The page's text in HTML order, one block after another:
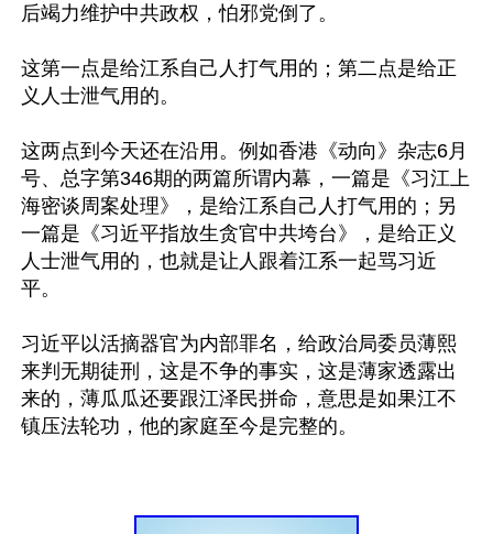
后竭力维护中共政权，怕邪党倒了。
这第一点是给江系自己人打气用的；第二点是给正
义人士泄气用的。
这两点到今天还在沿用。例如香港《动向》杂志6月
号、总字第346期的两篇所谓内幕，一篇是《习江上
海密谈周案处理》，是给江系自己人打气用的；另
一篇是《习近平指放生贪官中共垮台》，是给正义
人士泄气用的，也就是让人跟着江系一起骂习近
平。
习近平以活摘器官为内部罪名，给政治局委员薄熙
来判无期徒刑，这是不争的事实，这是薄家透露出
来的，薄瓜瓜还要跟江泽民拼命，意思是如果江不
镇压法轮功，他的家庭至今是完整的。